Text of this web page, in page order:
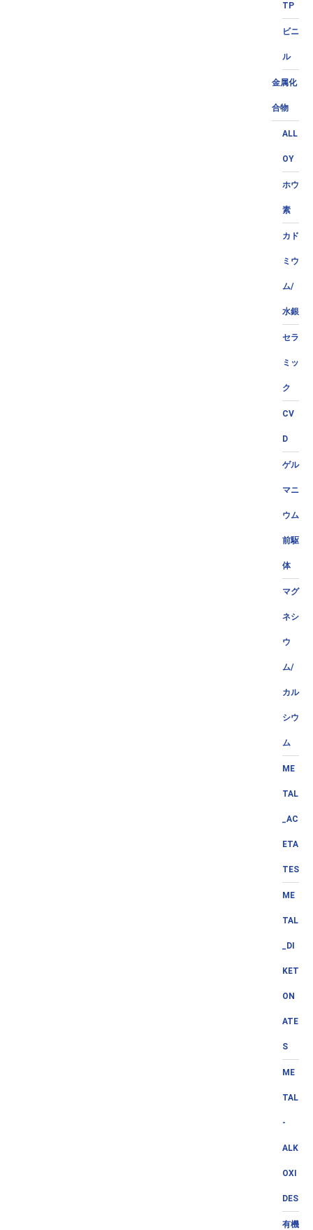
TP
ビニ
ル
金属化
合物
ALL
OY
ホウ
素
カド
ミウ
ム/
水銀
セラ
ミッ
ク
CV
D
ゲル
マニ
ウム
前駆
体
マグ
ネシ
ウ
ム/
カル
シウ
ム
ME
TAL
_AC
ETA
TES
ME
TAL
_DI
KET
ON
ATE
S
ME
TAL
-
ALK
OXI
DES
有機